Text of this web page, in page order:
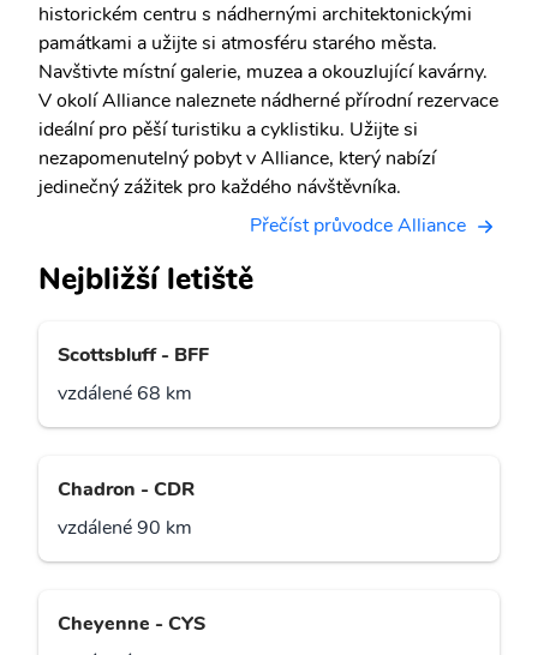
historickém centru s nádhernými architektonickými
památkami a užijte si atmosféru starého města.
Navštivte místní galerie, muzea a okouzlující kavárny.
V okolí Alliance naleznete nádherné přírodní rezervace
ideální pro pěší turistiku a cyklistiku. Užijte si
nezapomenutelný pobyt v Alliance, který nabízí
jedinečný zážitek pro každého návštěvníka.
Přečíst průvodce Alliance
Nejbližší letiště
Scottsbluff - BFF
vzdálené 68 km
Chadron - CDR
vzdálené 90 km
Cheyenne - CYS